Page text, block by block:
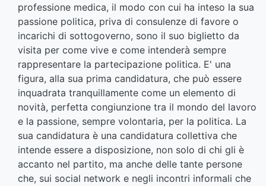
professione medica, il modo con cui ha inteso la sua
passione politica, priva di consulenze di favore o
incarichi di sottogoverno, sono il suo biglietto da
visita per come vive e come intenderà sempre
rappresentare la partecipazione politica. E' una
figura, alla sua prima candidatura, che può essere
inquadrata tranquillamente come un elemento di
novità, perfetta congiunzione tra il mondo del lavoro
e la passione, sempre volontaria, per la politica. La
sua candidatura è una candidatura collettiva che
intende essere a disposizione, non solo di chi gli è
accanto nel partito, ma anche delle tante persone
che, sui social network e negli incontri informali che